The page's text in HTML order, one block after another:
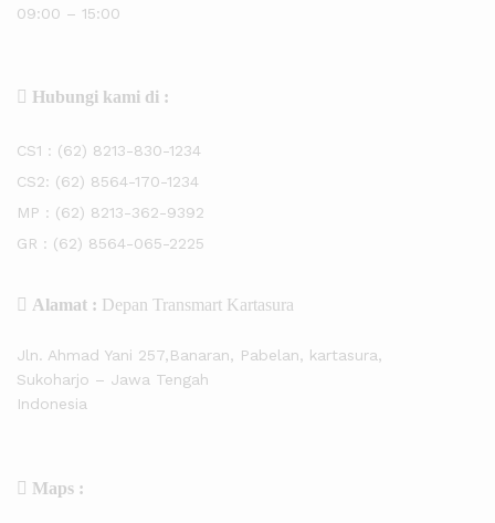
09:00 – 15:00
Hubungi kami di :
CS1 : (62) 8213-830-1234
CS2: (62) 8564-170-1234
MP : (62) 8213-362-9392
GR : (62) 8564-065-2225
Alamat : Depan Transmart Kartasura
Jln. Ahmad Yani 257,Banaran, Pabelan, kartasura,
Sukoharjo – Jawa Tengah
Indonesia
Maps :